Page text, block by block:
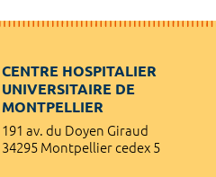
CENTRE HOSPITALIER
UNIVERSITAIRE DE
MONTPELLIER
191 av. du Doyen Giraud
34295 Montpellier cedex 5